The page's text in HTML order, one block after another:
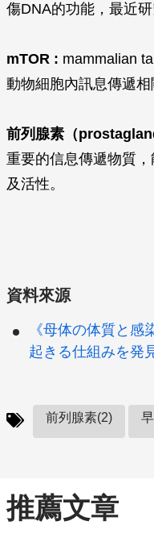
傷DNA的功能，最近
mTOR : mammalian
動物細胞內訊息傳遞相
前列腺素（
重要的信息傳遞物質
及活性。
資料來源
《母体の体質と
起きる仕組みを発
前列腺素(2)
推薦文章